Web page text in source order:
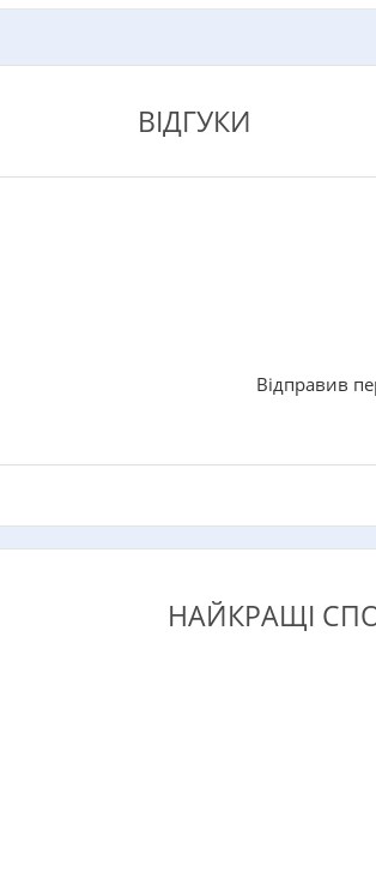
ВІДГУКИ
Відправив
НАЙКРАЩІ